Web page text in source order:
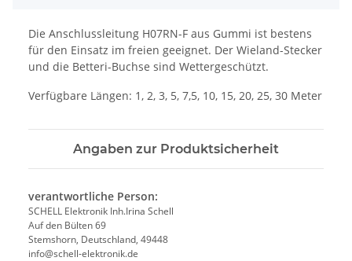
Die Anschlussleitung H07RN-F aus Gummi ist bestens
für den Einsatz im freien geeignet. Der Wieland-Stecker
und die Betteri-Buchse sind Wettergeschützt.
Verfügbare Längen: 1, 2, 3, 5, 7,5, 10, 15, 20, 25, 30 Meter
Angaben zur Produktsicherheit
verantwortliche Person:
SCHELL Elektronik Inh.Irina Schell
Auf den Bülten 69
Stemshorn, Deutschland, 49448
info@schell-elektronik.de